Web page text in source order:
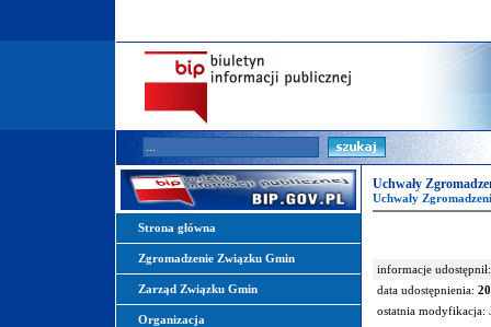
Strona główna
Zgromadzenie Związku Gmin
Zarząd Związku Gmin
Organizacja
Uchwały
Uchwały
informacje udostępnił:
data udostępnienia:
ostatnia modyfikacja: